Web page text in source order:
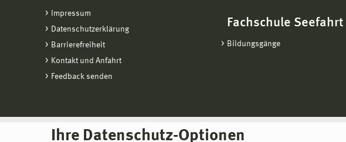
Ihre Datenschutz-Optionen
Impressum
Datenschutzerklärung
Barrierefreiheit
Kontakt und Anfahrt
Feedback senden
Fachschule Seefahrt
Bildungsgänge